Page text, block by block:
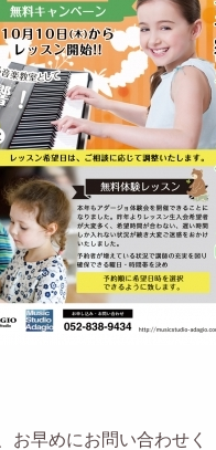
お早めにお問い合わせく